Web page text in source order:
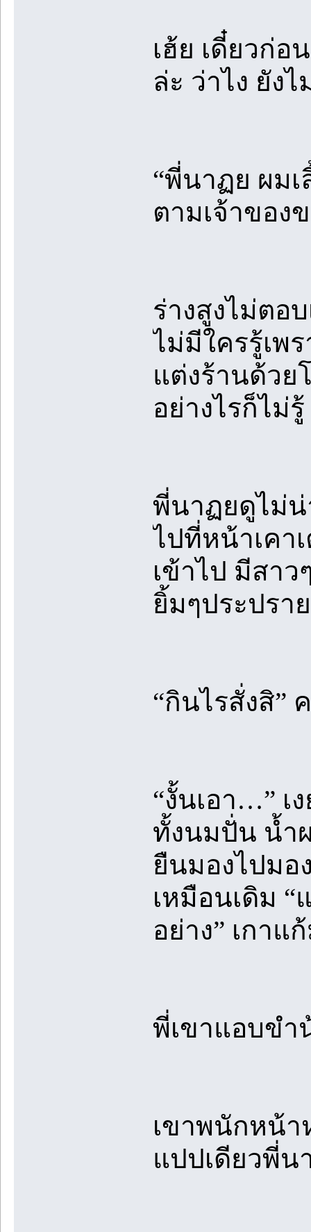
เฮ้ย เดี๋ยวก่อ
ล่ะ ว่าไง ยังไ
“พี่นาฏย ผมเ
ตามเจ้าของ
ร่างสูงไม่ตอ
ไม่มีใครรู้เพ
แต่งร้านด้วย
อย่างไรก็ไม่
พี่นาฏยดูไม่น่
ไปที่หน้าเคา
เข้าไป มีสา
ยิ้มๆประปราย
“กินไรสั่งสิ”
“งั้นเอา…” เ
ทั้งนมปั่น น้ำ
ยืนมองไปมอ
เหมือนเดิม
อย่าง” เกาแ
พี่เขาแอบขำ
เขาพนักหน้า
แปปเดียวพี่น